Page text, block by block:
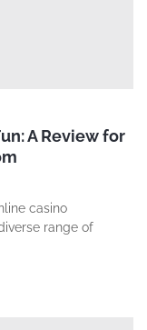
A Review for
casino
range of